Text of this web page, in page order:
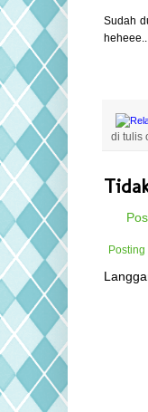
Sudah
di tulis